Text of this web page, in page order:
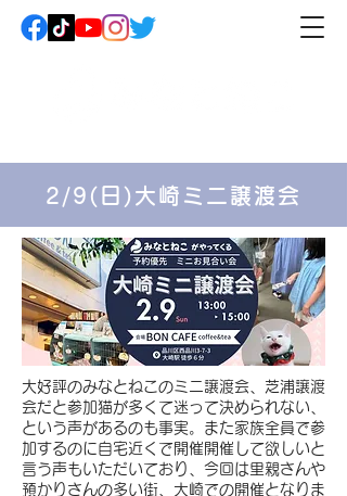
2/9(日)大崎ミニ譲渡会
​大好評のみなとねこのミニ譲渡会、芝浦譲渡
会だと参加猫が多くて迷って決められない、
という声があるのも事実。また家族全員で参
加するのに自宅近くで開催開催して欲しいと
言う声もいただいており、今回は里親さんや
預かりさんの多い街、大崎での開催となりま